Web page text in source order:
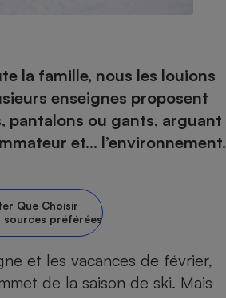
la famille, nous les louions
enseignes proposent
pantalons ou gants, arguant
et… l’environnement.
Que Choisir
sources préférées
et les vacances de février,
de la saison de ski. Mais
gras
choisir une
vie
vaisselle
portable
à granulés
auditive
solaire